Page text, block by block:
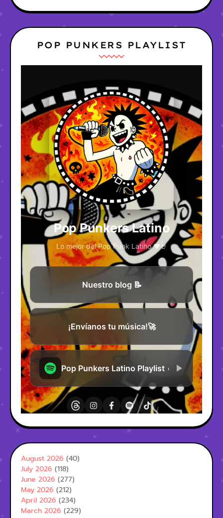
POP PUNKERS PLAYLIST
August 2026 (40)
July 2026 (118)
June 2026 (277)
May 2026 (212)
April 2026 (234)
March 2026 (229)